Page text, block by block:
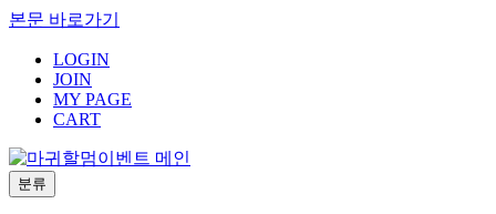
본문 바로가기
LOGIN
JOIN
MY PAGE
CART
분류